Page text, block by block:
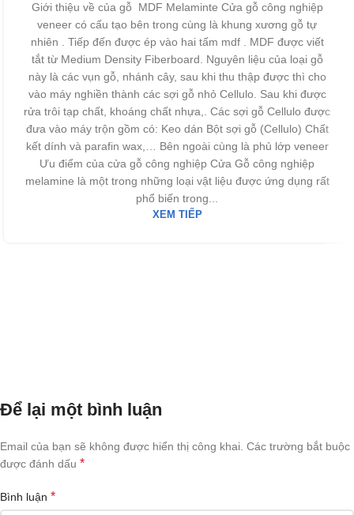
Giới thiệu về của gỗ MDF Melaminte Cửa gỗ công nghiệp
veneer có cấu tạo bên trong cùng là khung xương gỗ tự
nhiên . Tiếp đến được ép vào hai tấm mdf . MDF được viết
tắt từ Medium Density Fiberboard. Nguyên liệu của loại gỗ
này là các vụn gỗ, nhánh cây, sau khi thu thập được thì cho
vào máy nghiền thành các sợi gỗ nhỏ Cellulo. Sau khi được
rửa trôi tạp chất, khoáng chất nhựa,. Các sợi gỗ Cellulo được
đưa vào máy trộn gồm có: Keo dán Bột sợi gỗ (Cellulo) Chất
kết dính và parafin wax,… Bên ngoài cùng là phủ lớp veneer
Ưu điểm của cửa gỗ công nghiệp Cửa Gỗ công nghiệp
melamine là một trong những loại vật liệu được ứng dụng rất
phổ biến trong...
XEM TIẾP
Để lại một bình luận
Email của bạn sẽ không được hiển thị công khai. Các trường bắt buộc
được đánh dấu *
Bình luận *